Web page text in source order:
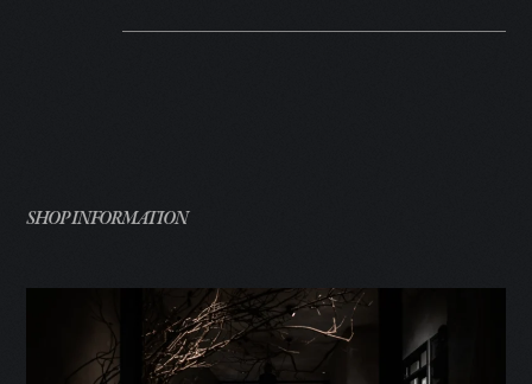
SHOP INFORMATION